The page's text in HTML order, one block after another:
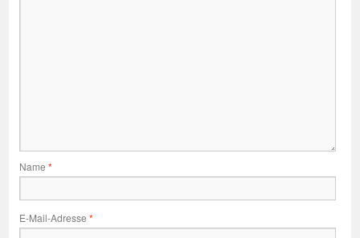
Name *
E-Mail-Adresse *